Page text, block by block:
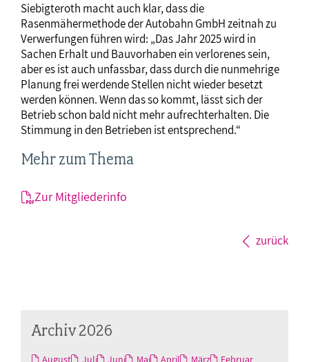
Siebigteroth macht auch klar, dass die
Rasenmähermethode der Autobahn GmbH zeitnah zu
Verwerfungen führen wird: „Das Jahr 2025 wird in
Sachen Erhalt und Bauvorhaben ein verlorenes sein,
aber es ist auch unfassbar, dass durch die nunmehrige
Planung frei werdende Stellen nicht wieder besetzt
werden können. Wenn das so kommt, lässt sich der
Betrieb schon bald nicht mehr aufrechterhalten. Die
Stimmung in den Betrieben ist entsprechend.“
Mehr zum Thema
Zur Mitgliederinfo
zurück
Archiv 2026
August Juli Juni Mai April März Februar